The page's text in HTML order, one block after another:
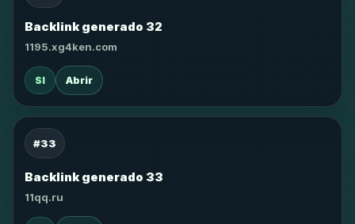
Backlink generado 32
1195.xg4ken.com
SI Abrir
#33
Backlink generado 33
11qq.ru